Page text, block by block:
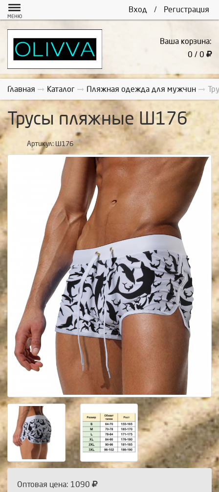
Вход / Регистрация
МЕНЮ
Ваша корзина:
0 / 0
Главная Каталог Пляжная одежда для мужчин
Трусы пляжные Ш176
Артикул: Ш176
Оптовая цена: 1090